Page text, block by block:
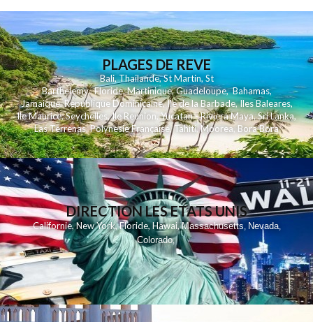
PLAGES DE REVE
Bali,Thailande,St Martin,St
Barthelemy,Floride,Martinique,Guadeloupe,Bahamas,
Jamaique,Republique Dominicaine,Ile de la Barbade,Iles Baleares,
Ile Maurice,Seychelles,Ile Reunion,Yucatan - Riviera Maya,Sri Lanka,
Las Terrenas,Polynesie Française,Tahiti,Moorea, Bora Bora
DIRECTION LES ETATS UNIS
Californie,New York,Floride,Hawai,Massachusetts, Nevada,
Colorado,